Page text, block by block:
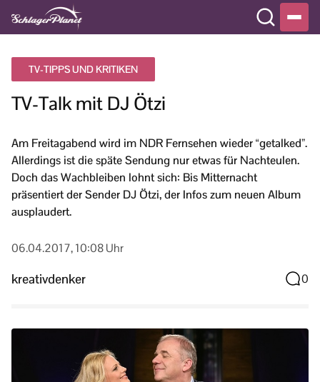
TV-TIPPS UND KRITIKEN
TV-Talk mit DJ Ötzi
Am Freitagabend wird im NDR Fernsehen wieder “getalked”.
Allerdings ist die späte Sendung nur etwas für Nachteulen.
Doch das Wachbleiben lohnt sich: Bis Mitternacht
präsentiert der Sender DJ Ötzi, der Infos zum neuen Album
ausplaudert.
06.04.2017, 10:08 Uhr
kreativdenker 0